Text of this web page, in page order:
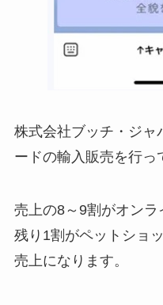
株式会社ブッチ・ジャ
ードの輸入販売を行っ
売上の8～ 9割がオンラ
残り 1割がペットショ
売上になります。